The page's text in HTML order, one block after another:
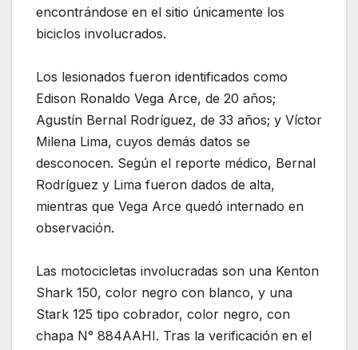
encontrándose en el sitio únicamente los
biciclos involucrados.
Los lesionados fueron identificados como
Edison Ronaldo Vega Arce, de 20 años;
Agustín Bernal Rodríguez, de 33 años; y Víctor
Milena Lima, cuyos demás datos se
desconocen. Según el reporte médico, Bernal
Rodríguez y Lima fueron dados de alta,
mientras que Vega Arce quedó internado en
observación.
Las motocicletas involucradas son una Kenton
Shark 150, color negro con blanco, y una
Stark 125 tipo cobrador, color negro, con
chapa N° 884AAHI. Tras la verificación en el